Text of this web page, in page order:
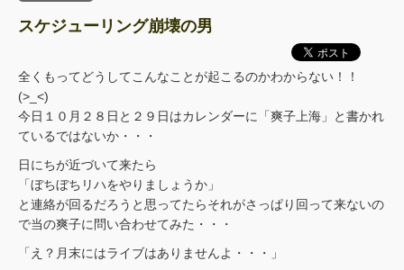
スケジューリング崩壊の男
全くもってどうしてこんなことが起こるのかわからない！！
(>_<)
今日１０月２８日と２９日はカレンダーに「爽子上海」と書かれ
ているではないか・・・
日にちが近づいて来たら
「ぼちぼちリハをやりましょうか」
と連絡が回るだろうと思ってたらそれがさっぱり回って来ないの
で当の爽子に問い合わせてみた・・・
「え？月末にはライブはありませんよ・・・」